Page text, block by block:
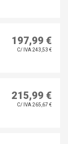
197,99 €
C/ IVA 243,53 €
215,99 €
C/ IVA 265,67 €